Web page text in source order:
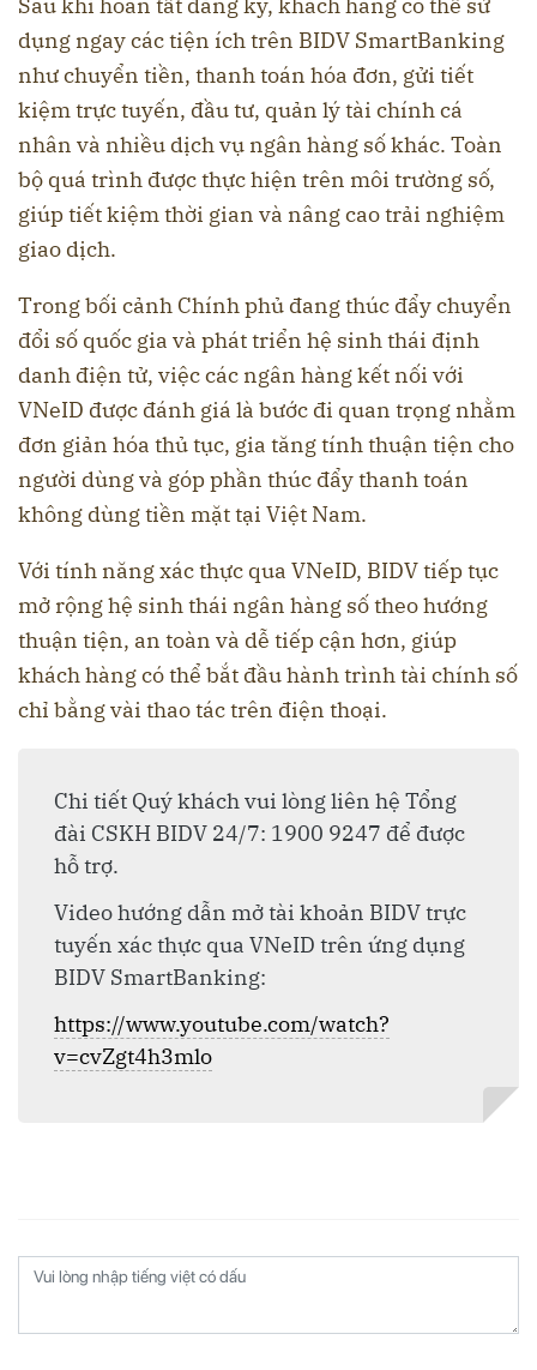
Sau khi hoàn tất đăng ký, khách hàng có thể sử
dụng ngay các tiện ích trên BIDV SmartBanking
như chuyển tiền, thanh toán hóa đơn, gửi tiết
kiệm trực tuyến, đầu tư, quản lý tài chính cá
nhân và nhiều dịch vụ ngân hàng số khác. Toàn
bộ quá trình được thực hiện trên môi trường số,
giúp tiết kiệm thời gian và nâng cao trải nghiệm
giao dịch.
Trong bối cảnh Chính phủ đang thúc đẩy chuyển
đổi số quốc gia và phát triển hệ sinh thái định
danh điện tử, việc các ngân hàng kết nối với
VNeID được đánh giá là bước đi quan trọng nhằm
đơn giản hóa thủ tục, gia tăng tính thuận tiện cho
người dùng và góp phần thúc đẩy thanh toán
không dùng tiền mặt tại Việt Nam.
Với tính năng xác thực qua VNeID, BIDV tiếp tục
mở rộng hệ sinh thái ngân hàng số theo hướng
thuận tiện, an toàn và dễ tiếp cận hơn, giúp
khách hàng có thể bắt đầu hành trình tài chính số
chỉ bằng vài thao tác trên điện thoại.
Chi tiết Quý khách vui lòng liên hệ Tổng
đài CSKH BIDV 24/7: 1900 9247 để được
hỗ trợ.
Video hướng dẫn mở tài khoản BIDV trực
tuyến xác thực qua VNeID trên ứng dụng
BIDV SmartBanking:
https://www.youtube.com/watch?
v=cvZgt4h3mlo